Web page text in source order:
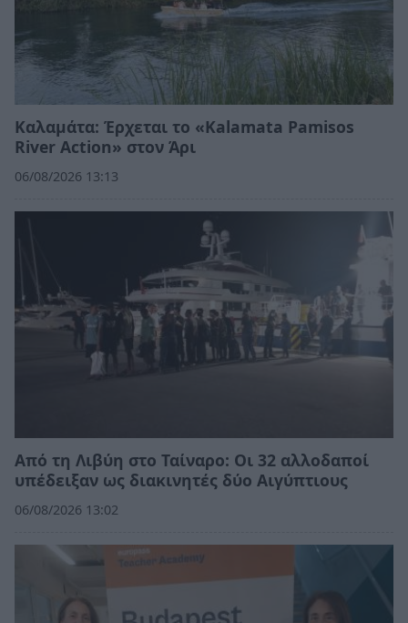
Καλαμάτα: Έρχεται το «Kalamata Pamisos
River Action» στον Άρι
06/08/2026 13:13
Από τη Λιβύη στο Ταίναρο: Οι 32 αλλοδαποί
υπέδειξαν ως διακινητές δύο Αιγύπτιους
06/08/2026 13:02